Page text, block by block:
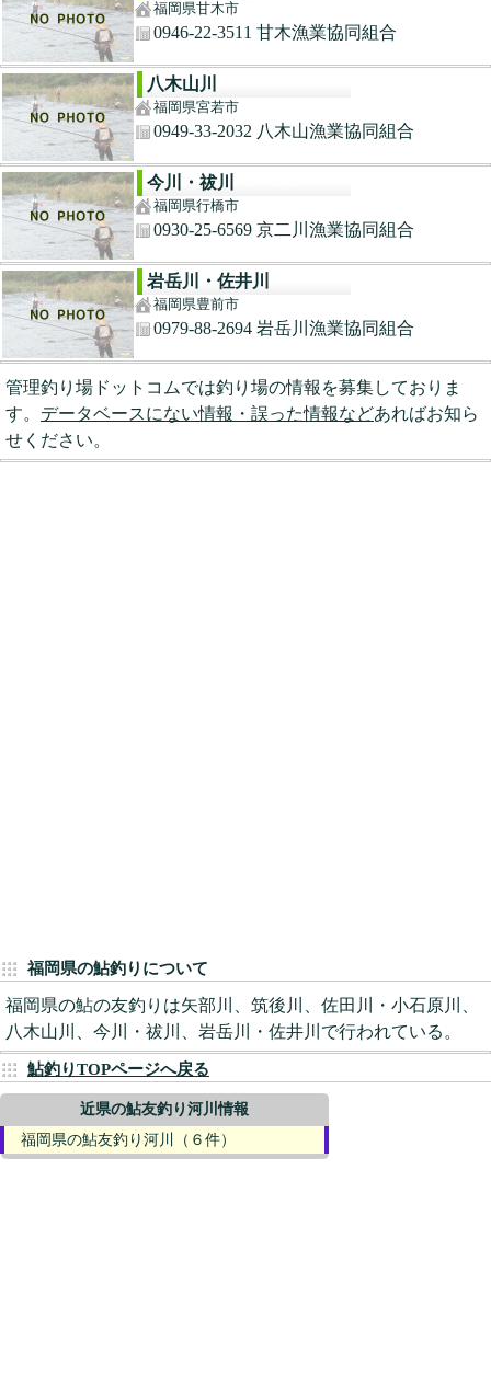
福岡県甘木市
0946-22-3511 甘木漁業協同組合
八木山川
福岡県宮若市
0949-33-2032 八木山漁業協同組合
今川・祓川
福岡県行橋市
0930-25-6569 京二川漁業協同組合
岩岳川・佐井川
福岡県豊前市
0979-88-2694 岩岳川漁業協同組合
管理釣り場ドットコムでは釣り場の情報を募集しておりま
す。 データベースにない情報・誤った情報などあればお知ら
せください。
福岡県の鮎釣りについて
福岡県の鮎の友釣りは矢部川、筑後川、佐田川・小石原川、
八木山川、今川・祓川、岩岳川・佐井川で行われている。
鮎釣りTOPページへ戻る
近県の鮎友釣り河川情報
福岡県の鮎友釣り河川（６件）